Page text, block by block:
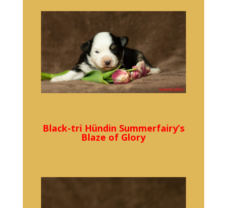
Black-tri Hündin Summerfairy’s
Blaze of Glory